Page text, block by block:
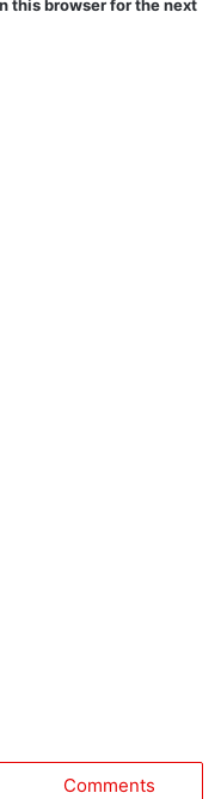
this browser for the next
Comments